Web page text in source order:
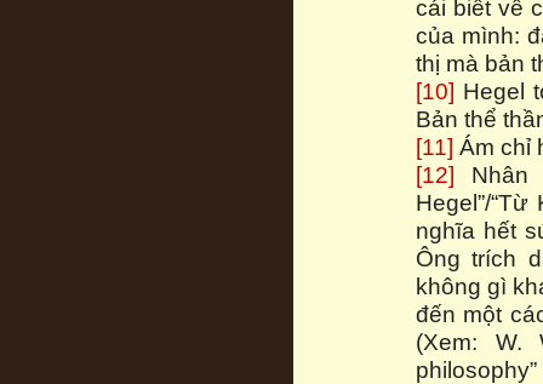
cái biết về
của mình:
thị mà bản
[10] Hegel
Bản thể
[11] Ám chỉ
[12] Nhân
Hegel”/
nghĩa hết
Ông trích
không gì
đến một
(Xem: W.